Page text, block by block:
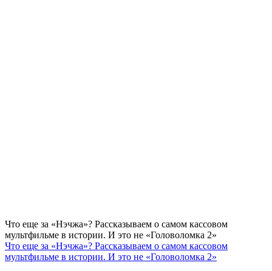
Что еще за «Нэчжа»? Рассказываем о самом кассовом
мультфильме в истории. И это не «Головоломка 2»
Что еще за «Нэчжа»? Рассказываем о самом кассовом
мультфильме в истории. И это не «Головоломка 2»